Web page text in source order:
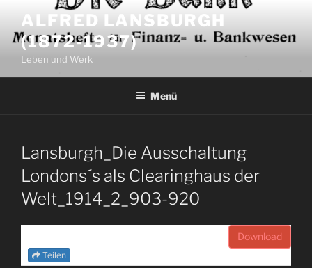
Inhalt
springen
ALFRED LANSBURGH
(1872-1937)
Leben und Werk
Menü
Lansburgh_Die Ausschaltung
Londons´s als Clearinghaus der
Welt_1914_2_903-920
Download
Teilen